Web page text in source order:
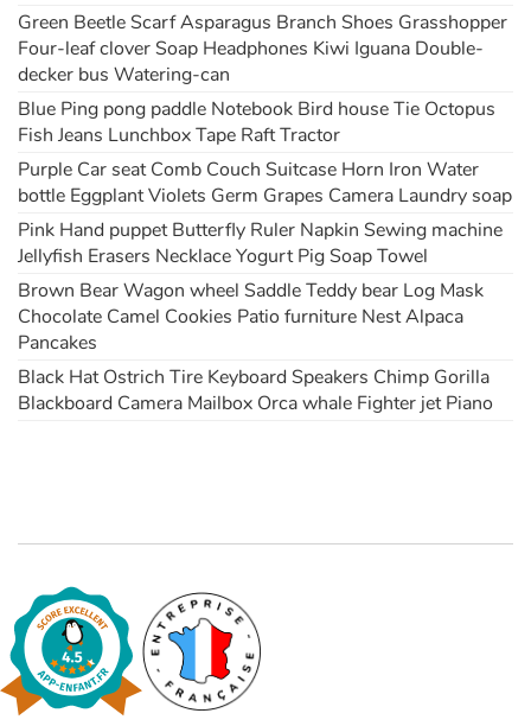
Green Beetle Scarf Asparagus Branch Shoes Grasshopper
Four-leaf clover Soap Headphones Kiwi Iguana Double-
decker bus Watering-can
Blue Ping pong paddle Notebook Bird house Tie Octopus
Fish Jeans Lunchbox Tape Raft Tractor
Purple Car seat Comb Couch Suitcase Horn Iron Water
bottle Eggplant Violets Germ Grapes Camera Laundry soap
Pink Hand puppet Butterfly Ruler Napkin Sewing machine
Jellyfish Erasers Necklace Yogurt Pig Soap Towel
Brown Bear Wagon wheel Saddle Teddy bear Log Mask
Chocolate Camel Cookies Patio furniture Nest Alpaca
Pancakes
Black Hat Ostrich Tire Keyboard Speakers Chimp Gorilla
Blackboard Camera Mailbox Orca whale Fighter jet Piano